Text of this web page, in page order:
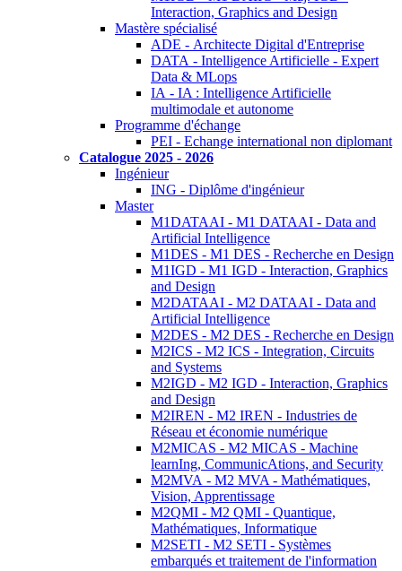
Interaction, Graphics and Design
Mastère spécialisé
ADE - Architecte Digital d'Entreprise
DATA - Intelligence Artificielle - Expert
Data & MLops
IA - IA : Intelligence Artificielle
multimodale et autonome
Programme d'échange
PEI - Echange international non diplomant
Catalogue 2025 - 2026
Ingénieur
ING - Diplôme d'ingénieur
Master
M1DATAAI - M1 DATAAI - Data and
Artificial Intelligence
M1DES - M1 DES - Recherche en Design
M1IGD - M1 IGD - Interaction, Graphics
and Design
M2DATAAI - M2 DATAAI - Data and
Artificial Intelligence
M2DES - M2 DES - Recherche en Design
M2ICS - M2 ICS - Integration, Circuits
and Systems
M2IGD - M2 IGD - Interaction, Graphics
and Design
M2IREN - M2 IREN - Industries de
Réseau et économie numérique
M2MICAS - M2 MICAS - Machine
learnIng, CommunicAtions, and Security
M2MVA - M2 MVA - Mathématiques,
Vision, Apprentissage
M2QMI - M2 QMI - Quantique,
Mathématiques, Informatique
M2SETI - M2 SETI - Systèmes
embarqués et traitement de l'information